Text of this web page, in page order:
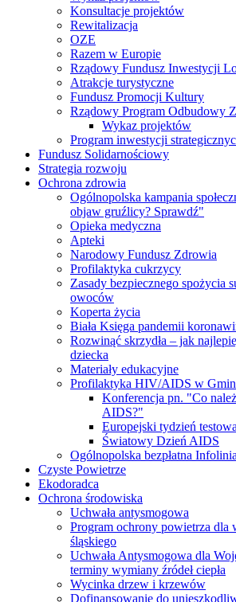
Konsultacje projektów
Rewitalizacja
OZE
Razem w Europie
Rządowy Fundusz Inwestycji
Atrakcje turystyczne
Fundusz Promocji Kultury
Rządowy Program Odbudowy
Wykaz projektów
Program inwestycji
Fundusz Solidarnościowy
Strategia rozwoju
Ochrona zdrowia
Ogólnopolska kampania
objaw gruźlicy? Sprawdź"
Opieka medyczna
Apteki
Narodowy Fundusz Zdrowia
Profilaktyka cukrzycy
Zasady bezpiecznego spożycia
owoców
Koperta życia
Biała Księga pandemii
Rozwinąć skrzydła – jak
dziecka
Materiały edukacyjne
Profilaktyka HIV/AIDS w
Konferencja pn. "Co
AIDS?"
Europejski tydzień
Światowy Dzień AIDS
Ogólnopolska bezpłatna
Czyste Powietrze
Ekodoradca
Ochrona środowiska
Uchwała antysmogowa
Program ochrony powietrza dla
śląskiego
Uchwała Antysmogowa dla
terminy wymiany źródeł ciepła
Wycinka drzew i krzewów
Dofinansowanie do